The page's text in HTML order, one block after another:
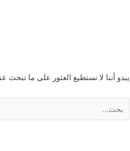
يبدو أننا لا نستطيع العثور على ما
for: